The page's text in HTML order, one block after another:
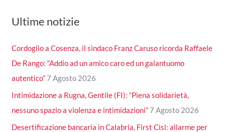
Ultime notizie
Cordoglio a Cosenza, il sindaco Franz Caruso ricorda Raffaele
De Rango: “Addio ad un amico caro ed un galantuomo
autentico” 7 Agosto 2026
Intimidazione a Rugna, Gentile (FI): “Piena solidarietà,
nessuno spazio a violenza e intimidazioni” 7 Agosto 2026
Desertificazione bancaria in Calabria, First Cisl: allarme per